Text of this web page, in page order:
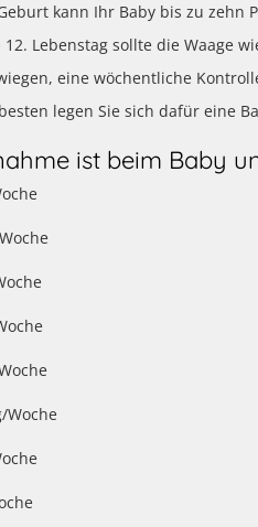
kann Ihr Baby bis zu zehn
Lebenstag sollte die Waage
eine wöchentliche
legen Sie sich dafür eine
ist beim Baby
Woche